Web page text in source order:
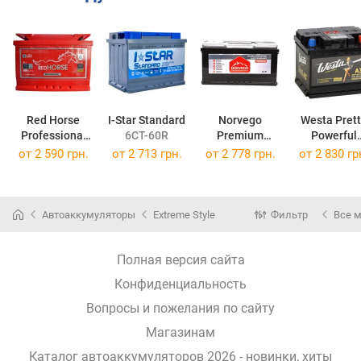
Red Horse
Professional
6CT-60R
I-Star Standard
6CT-60R
Norvego
Premium
Premium 60RL
Westa
Powerful
6CT-60R
от 2 590 грн. от 2 713 грн. от 2 778 грн. от 2 830
Автоаккумуляторы Extreme Style Фильтр Все
Полная версия сайта
Конфиденциальность
Вопросы и пожелания по сайту
Магазинам
Каталог автоаккумуляторов 2026 - новинки, хиты